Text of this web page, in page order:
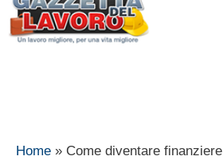
contenuto
Home » Come diventare finanziere